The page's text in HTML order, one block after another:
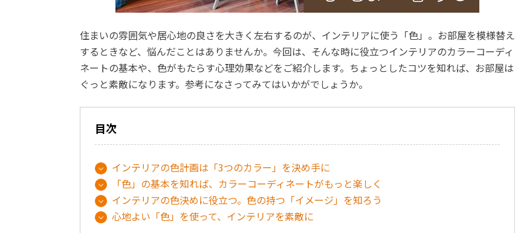
住まいの雰囲気や居心地の良さを大きく左右するのが、インテリアに使う「色」。お部屋を模様替え
するときなど、悩んだことはありませんか。今回は、そんな時に役立つインテリアのカラーコーディ
ネートの基本や、色がもたらす心理効果などをご紹介します。ちょっとしたコツを知れば、お部屋は
ぐっと素敵になります。参考になさってみてはいかがでしょうか。
目次
インテリアの色計画は「3つのカラー」を決め手に
「色」の基本を知れば、カラーコーディネートがもっと楽しく
インテリアの色決めに役立つ。色の持つ「イメージ」を知ろう
心地よい「色」を使って、インテリアを素敵に